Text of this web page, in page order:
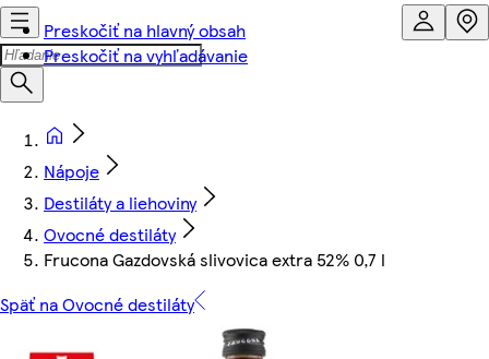
Preskočiť na hlavný obsah
Preskočiť na vyhľadávanie
Nápoje
Destiláty a liehoviny
Ovocné destiláty
Frucona Gazdovská slivovica extra 52% 0,7 l
Späť na Ovocné destiláty